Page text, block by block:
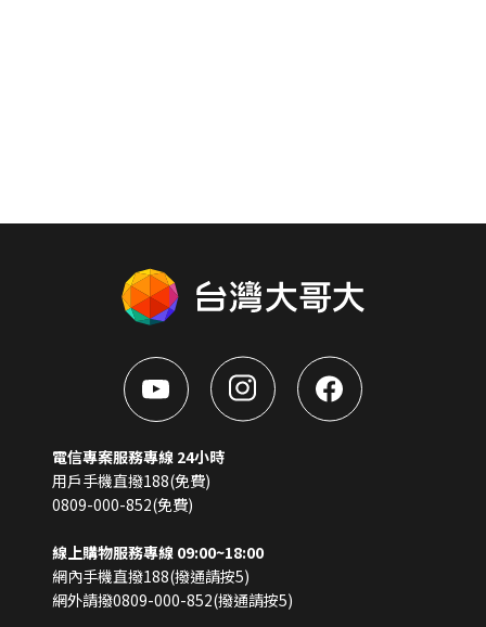
電信專案服務專線 24小時
用戶手機直撥188(免費)
0809-000-852(免費)
線上購物服務專線 09:00~18:00
網內手機直撥188(撥通請按5)
網外請撥0809-000-852(撥通請按5)